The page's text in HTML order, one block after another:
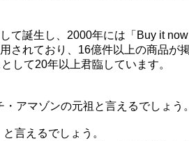
て誕生し、2000年には「Buy it
されており、16億件以上の商品が掲
して20年以上君臨しています。
アマゾンの元祖と言えるでしょう。
言えるでしょう。